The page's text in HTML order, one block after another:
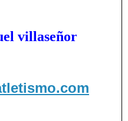
villaseñor